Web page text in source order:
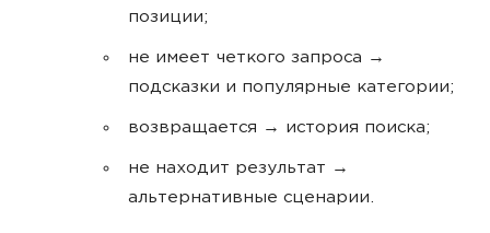
позиции;
не имеет четкого запроса →
подсказки и популярные категории;
возвращается → история поиска;
не находит результат →
альтернативные сценарии.